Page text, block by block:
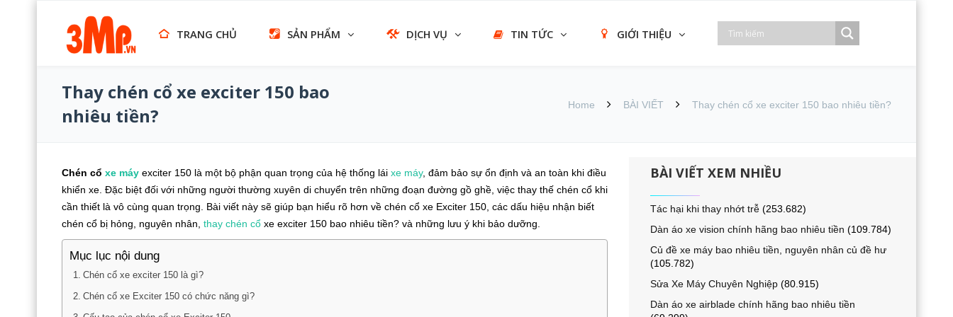
TRANG CHỦ SẢN PHẨM DỊCH VỤ TIN TỨC GIỚI THIỆU
Thay chén cổ xe exciter 150 bao
nhiêu tiền?
Home BÀI VIẾT Thay chén cổ xe exciter 150 bao nhiêu tiền?
Chén cổ xe máy exciter 150 là một bộ phận quan trọng của hệ thống lái xe máy, đảm bảo sự ổn định và an toàn khi điều
khiển xe. Đặc biệt đối với những người thường xuyên di chuyển trên những đoạn đường gồ ghề, việc thay thế chén cổ khi
cần thiết là vô cùng quan trọng. Bài viết này sẽ giúp bạn hiểu rõ hơn về chén cổ xe Exciter 150, các dấu hiệu nhận biết
chén cổ bị hỏng, nguyên nhân, thay chén cổ xe exciter 150 bao nhiêu tiền? và những lưu ý khi bảo dưỡng.
Mục lục nội dung
Chén cổ xe exciter 150 là gì?
Chén cổ xe Exciter 150 có chức năng gì?
BÀI VIẾT XEM NHIỀU
Tác hại khi thay nhớt trễ (253.682)
Dàn áo xe vision chính hãng bao nhiêu tiền (109.784)
Củ đề xe máy bao nhiêu tiền, nguyên nhân củ đề hư
(105.782)
Sửa Xe Máy Chuyên Nghiệp (80.915)
Dàn áo xe airblade chính hãng bao nhiêu tiền